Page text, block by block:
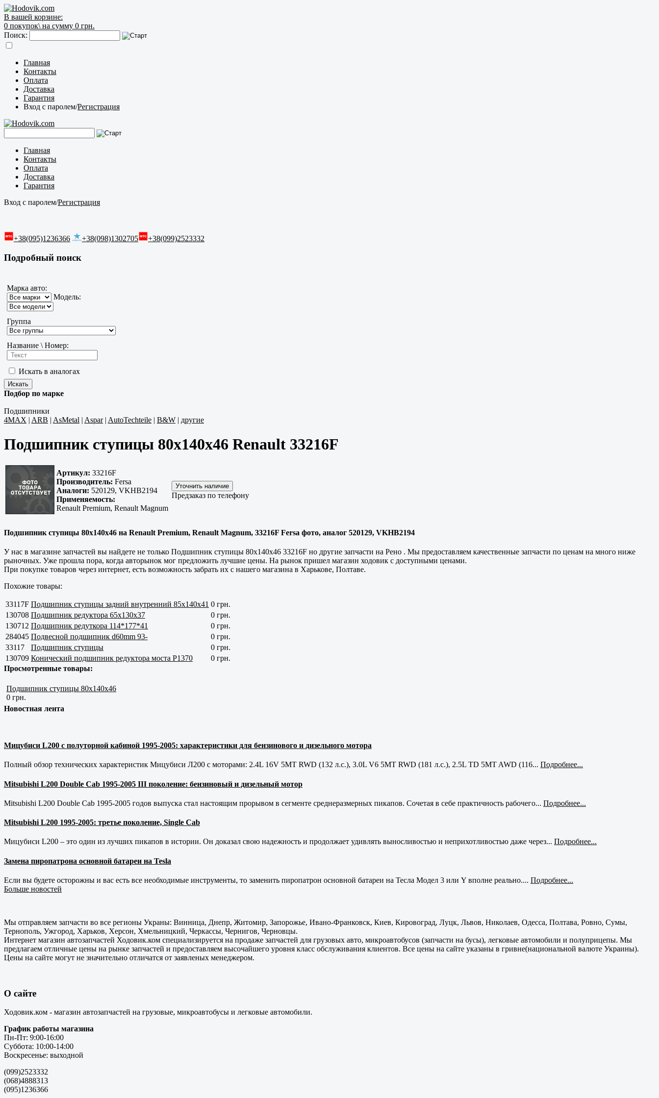
В вашей корзине:
0 покупок\ на сумму 0 грн.
Поиск:
Главная
Контакты
Оплата
Доставка
Гарантия
Вход с паролем/Регистрация
Главная
Контакты
Оплата
Доставка
Гарантия
Вход с паролем/Регистрация
+38(095)1236366 +38(098)1302705 +38(099)2523332
Подробный поиск
Марка авто:
Модель:
Группа
Название \ Номер:
Искать в аналогах
Подбор по марке
Подшипники
4MAX | ARB | AsMetal | Aspar| AutoTechteile | B&W | другие
Подшипник ступицы 80x140x46 Renault 33216F
Артикул: 33216F
Производитель: Fersa
Аналоги: 520129, VKHB2194
Применяемость:
Renault Premium, Renault Magnum
Предзаказ по телефону
Подшипник ступицы 80x140x46 на Renault Premium, Renault Magnum, 33216F Fersa фото, аналог 520129, VKHB2194
У нас в магазине запчастей вы найдете не только Подшипник ступицы 80x140x46 33216F но другие запчасти на Рено . Мы предоставляем качественные запчасти по ценам на много ниже
рыночных. Уже прошла пора, когда авторынок мог предложить лучшие цены. На рынок пришел магазин ходовик с доступными ценами.
При покупке товаров через интернет, есть возможность забрать их с нашего магазина в Харькове, Полтаве.
Похожие товары:
33117F Подшипник ступицы задний внутренний 85x140x41 0 грн.
130708 Подшипник редуктора 65x130x37
0 грн.
130712 Подшипник редуткора 114*177*41
0 грн.
284045 Подвесной подшипник d60mm 93-
0 грн.
33117
Подшипник ступицы
0 грн.
130709 Конический подшипник редуктора моста P1370
0 грн.
Просмотренные товары:
Подшипник ступицы 80x140x46
0 грн.
Новостная лента
Мицубиси L200 с полуторной кабиной 1995-2005: характеристики для бензинового и дизельного мотора
Полный обзор технических характеристик Мицубиси Л200 с моторами: 2.4L 16V 5MT RWD (132 л.с.), 3.0L V6 5MT RWD (181 л.с.), 2.5L TD 5MT AWD (116... Подробнее...
Mitsubishi L200 Double Cab 1995-2005 III поколение: бензиновый и дизельный мотор
Mitsubishi L200 Double Cab 1995-2005 годов выпуска стал настоящим прорывом в сегменте среднеразмерных пикапов. Сочетая в себе практичность рабочего... Подробнее...
Mitsubishi L200 1995-2005: третье поколение, Single Cab
Мицубиси L200 – это один из лучших пикапов в истории. Он доказал свою надежность и продолжает удивлять выносливостью и неприхотливостью даже через... Подробнее...
Замена пиропатрона основной батареи на Tesla
Если вы будете осторожны и вас есть все необходимые инструменты, то заменить пиропатрон основной батареи на Тесла Модел 3 или Y вполне реально.... Подробнее...
Больше новостей
Мы отправляем запчасти во все регионы Украны: Винница, Днепр, Житомир, Запорожье, Ивано-Франковск, Киев, Кировоград, Луцк, Львов, Николаев, Одесса, Полтава, Ровно, Сумы,
Тернополь, Ужгород, Харьков, Херсон, Хмельницкий, Черкассы, Чернигов, Черновцы.
Интернет магазин автозапчастей Ходовик.ком специализируется на продаже запчастей для грузовых авто, микроавтобусов (запчасти на бусы), легковые автомобили и полуприцепы. Мы
предлагаем отличные цены на рынке запчастей и предоставляем высочайшего уровня класс обслуживания клиентов. Все цены на сайте указаны в гривне(национальной валюте Украины).
Цены на сайте могут не значительно отличатся от заявленых менеджером.
О сайте
Ходовик.ком - магазин автозапчастей на грузовые, микроавтобусы и легковые автомобили.
График работы магазина
Пн-Пт: 9:00-16:00
Суббота: 10:00-14:00
Воскресенье: выходной
(099)2523332
(068)4888313
(095)1236366